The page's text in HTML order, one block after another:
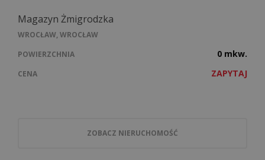
Magazyn Żmigrodzka
WROCŁAW, WROCŁAW
POWIERZCHNIA
0 mkw.
CENA ZAPYTAJ
ZOBACZ NIERUCHOMOŚĆ